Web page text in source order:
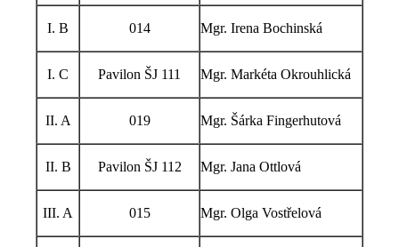
I. B 014 Mgr. Irena Bochinská
I. C Pavilon ŠJ 111 Mgr. Markéta Okrouhlická
II. A 019 Mgr. Šárka Fingerhutová
II. B Pavilon ŠJ 112 Mgr. Jana Ottlová
III. A 015 Mgr. Olga Vostřelová